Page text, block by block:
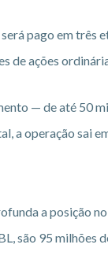
pago em três
de ações
— de até 50
a operação sai
a posição
são 95 milhões